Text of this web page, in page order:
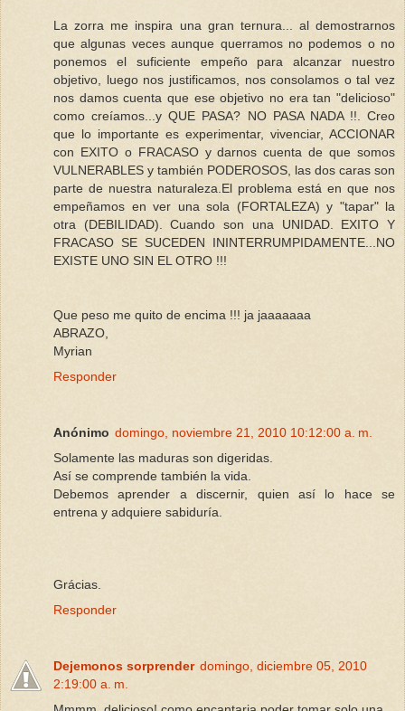
La zorra me inspira una gran ternura... al demostrarnos
que algunas veces aunque querramos no podemos o no
ponemos el suficiente empeño para alcanzar nuestro
objetivo, luego nos justificamos, nos consolamos o tal vez
nos damos cuenta que ese objetivo no era tan "delicioso"
como creíamos...y QUE PASA? NO PASA NADA !!. Creo
que lo importante es experimentar, vivenciar, ACCIONAR
con EXITO o FRACASO y darnos cuenta de que somos
VULNERABLES y también PODEROSOS, las dos caras son
parte de nuestra naturaleza.El problema está en que nos
empeñamos en ver una sola (FORTALEZA) y "tapar" la
otra (DEBILIDAD). Cuando son una UNIDAD. EXITO Y
FRACASO SE SUCEDEN ININTERRUMPIDAMENTE...NO
EXISTE UNO SIN EL OTRO !!!
Que peso me quito de encima !!! ja jaaaaaaa
ABRAZO,
Myrian
Responder
Anónimo domingo, noviembre 21, 2010 10:12:00 a. m.
Solamente las maduras son digeridas.
Así se comprende también la vida.
Debemos aprender a discernir, quien así lo hace se
entrena y adquiere sabiduría.
Grácias.
Responder
Dejemonos sorprender domingo, diciembre 05, 2010
2:19:00 a. m.